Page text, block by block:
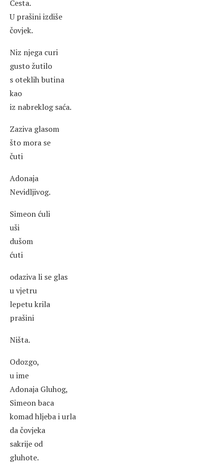
Cesta.
U prašini izdiše
čovjek.
Niz njega curi
gusto žutilo
s oteklih butina
kao
iz nabreklog saća.
Zaziva glasom
što mora se
čuti
Adonaja
Nevidljivog.
Simeon ćuli
uši
dušom
ćuti
odaziva li se glas
u vjetru
lepetu krila
prašini
Ništa.
Odozgo,
u ime
Adonaja Gluhog,
Simeon baca
komad hljeba i urla
da čovjeka
sakrije od
gluhote.